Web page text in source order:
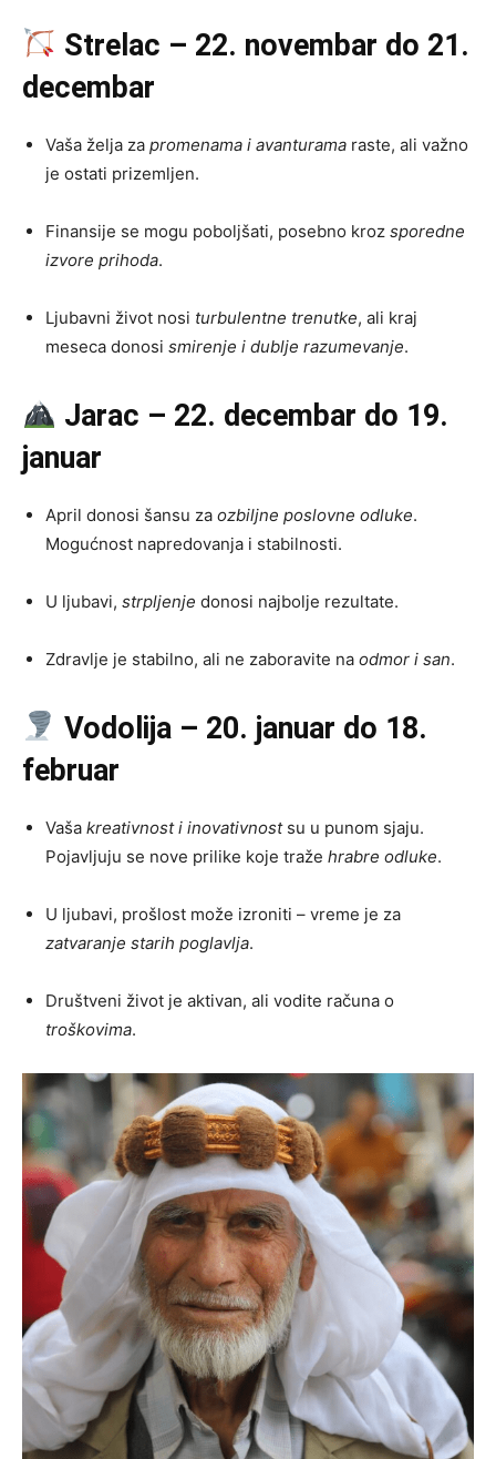
Strelac – 22. novembar do 21.
decembar
Vaša želja za promenama i avanturama raste, ali važno
je ostati prizemljen.
Finansije se mogu poboljšati, posebno kroz sporedne
izvore prihoda.
Ljubavni život nosi turbulentne trenutke, ali kraj
meseca donosi smirenje i dublje razumevanje.
Jarac – 22. decembar do 19.
januar
April donosi šansu za ozbiljne poslovne odluke.
Mogućnost napredovanja i stabilnosti.
U ljubavi, strpljenje donosi najbolje rezultate.
Zdravlje je stabilno, ali ne zaboravite na odmor i san.
Vodolija – 20. januar do 18.
februar
Vaša kreativnost i inovativnostsu u punom sjaju.
Pojavljuju se nove prilike koje traže hrabre odluke.
U ljubavi, prošlost može izroniti – vreme je za
zatvaranje starih poglavlja.
Društveni život je aktivan, ali vodite računa o
troškovima.